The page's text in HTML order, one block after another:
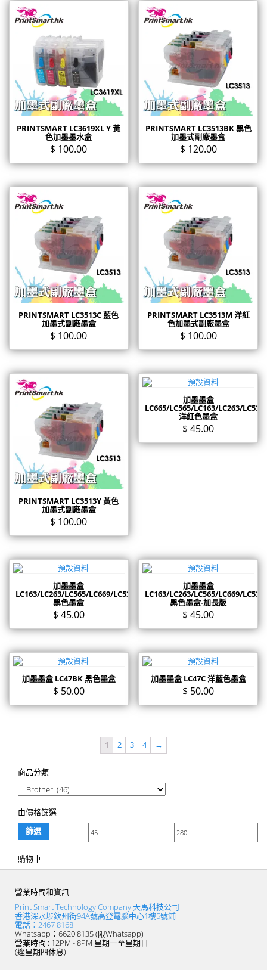
PRINTSMART LC3619XL Y 黃
色加墨墨水盒
$ 100.00
PRINTSMART LC3513BK 黑色
加墨式副廠墨盒
$ 120.00
PRINTSMART LC3513C 藍色
加墨式副廠墨盒
$ 100.00
PRINTSMART LC3513M 洋紅
色加墨式副廠墨盒
$ 100.00
PRINTSMART LC3513Y 黃色
加墨式副廠墨盒
$ 100.00
加墨墨盒
LC665/LC565/LC163/LC263/LC535
洋紅色墨盒
$ 45.00
加墨墨盒
LC163/LC263/LC565/LC669/LC539
黑色墨盒
$ 45.00
加墨墨盒
LC163/LC263/LC565/LC669/LC539
黑色墨盒-加長版
$ 45.00
加墨墨盒 LC47BK 黑色墨盒
$ 50.00
加墨墨盒 LC47C 洋藍色墨盒
$ 50.00
1 2 3 4 →
商品分類
由價格篩選
篩選
購物車
營業時間和資訊
Print Smart Technology Company 天馬科技公司
香港深水埗欽州街94A號高登電腦中心1樓5號鋪
電話：2467 8168
Whatsapp：6620 8135 (限Whatsapp)
營業時間 : 12PM - 8PM 星期一至星期日
(逢星期四休息)